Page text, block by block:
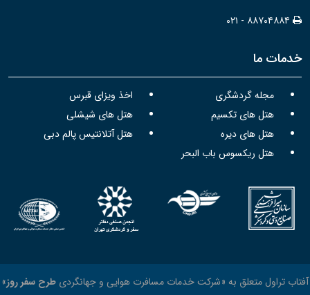
۰۲۱ - ۸۸۷۰۴۸۸۴
خدمات ما
مجله گردشگری
اخذ ویزای قبرس
هتل های تکسیم
هتل های شیشلی
هتل های دیره
هتل آتلانتیس پالم دبی
هتل ریکسوس باب البحر
آفتاب تراول متعلق به «شرکت خدمات مسافرت هوایی و جهانگردی طرح سفر روز»